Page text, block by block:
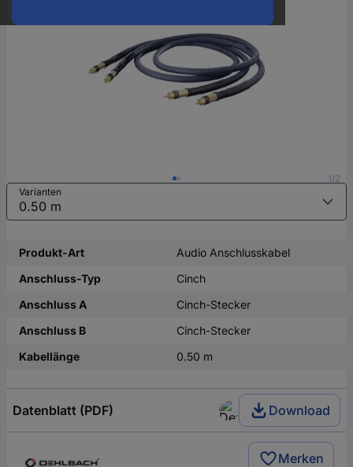
1/2
Varianten
Produkt-Art
Audio Anschlusskabel
Anschluss-Typ
Cinch
Anschluss A
Cinch-Stecker
Anschluss B
Cinch-Stecker
Kabellänge
0.50 m
Datenblatt (PDF) Download
Merken